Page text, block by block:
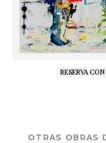
RESERVA
OTRAS OBRAS